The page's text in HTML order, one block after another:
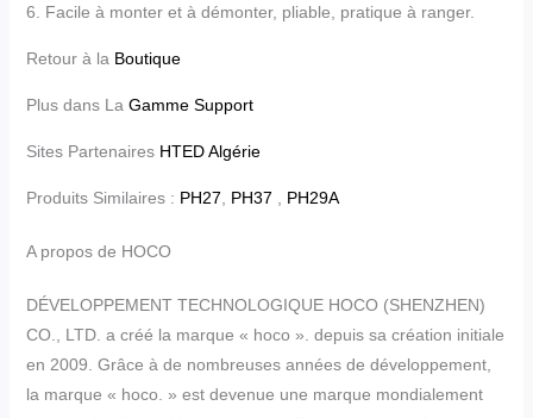
6. Facile à monter et à démonter, pliable, pratique à ranger.
Retour à la Boutique
Plus dans La Gamme Support
Sites Partenaires HTED Algérie
Produits Similaires : PH27 PH37 PH29A
A propos de HOCO
DÉVELOPPEMENT TECHNOLOGIQUE HOCO (SHENZHEN)
CO., LTD. a créé la marque « hoco ». depuis sa création initiale
en 2009. Grâce à de nombreuses années de développement,
la marque « hoco. » est devenue une marque mondialement